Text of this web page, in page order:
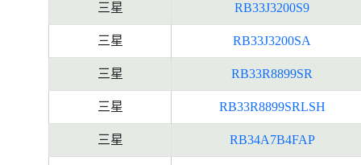
三星 RB33J3200S9
三星 RB33J3200SA
三星 RB33R8899SR
三星 RB33R8899SRLSH
三星 RB34A7B4FAP